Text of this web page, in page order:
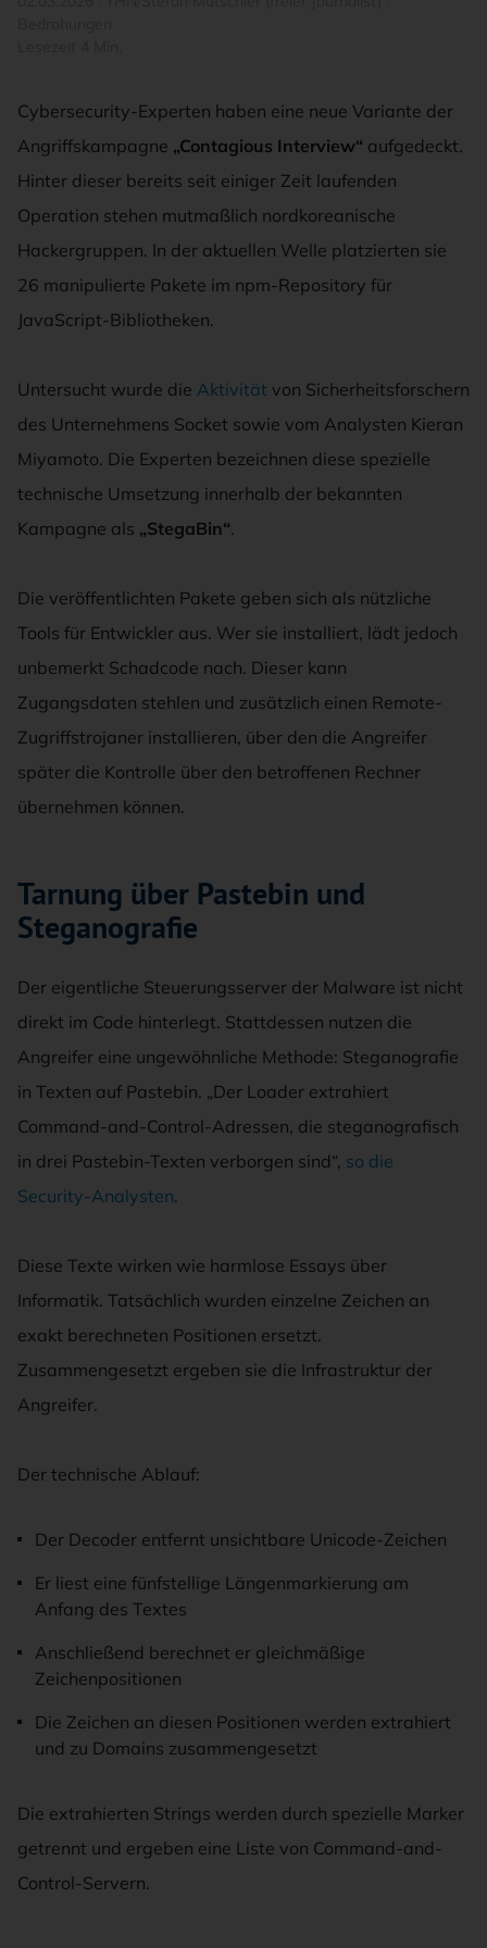
Cybersecurity-Experten haben eine neue Variante der
Angriffskampagne „Contagious Interview“ aufgedeckt.
Hinter dieser bereits seit einiger Zeit laufenden
Operation stehen mutmaßlich nordkoreanische
Hackergruppen. In der aktuellen Welle platzierten sie
26 manipulierte Pakete im npm-Repository für
JavaScript-Bibliotheken.
Untersucht wurde die Aktivität von Sicherheitsforschern
des Unternehmens Socket sowie vom Analysten Kieran
Miyamoto. Die Experten bezeichnen diese spezielle
technische Umsetzung innerhalb der bekannten
Kampagne als „StegaBin“.
Die veröffentlichten Pakete geben sich als nützliche
Tools für Entwickler aus. Wer sie installiert, lädt jedoch
unbemerkt Schadcode nach. Dieser kann
Zugangsdaten stehlen und zusätzlich einen Remote-
Zugriffstrojaner installieren, über den die Angreifer
später die Kontrolle über den betroffenen Rechner
übernehmen können.
Tarnung über Pastebin und
Steganografie
Der eigentliche Steuerungsserver der Malware ist nicht
direkt im Code hinterlegt. Stattdessen nutzen die
Angreifer eine ungewöhnliche Methode: Steganografie
in Texten auf Pastebin. „Der Loader extrahiert
Command-and-Control-Adressen, die steganografisch
in drei Pastebin-Texten verborgen sind“, so die
Security-Analysten.
Diese Texte wirken wie harmlose Essays über
Informatik. Tatsächlich wurden einzelne Zeichen an
exakt berechneten Positionen ersetzt.
Zusammengesetzt ergeben sie die Infrastruktur der
Angreifer.
Der technische Ablauf:
Der Decoder entfernt unsichtbare Unicode-Zeichen
Er liest eine fünfstellige Längenmarkierung am
Anfang des Textes
Anschließend berechnet er gleichmäßige
Zeichenpositionen
Die Zeichen an diesen Positionen werden extrahiert
und zu Domains zusammengesetzt
Die extrahierten Strings werden durch spezielle Marker
getrennt und ergeben eine Liste von Command-and-
Control-Servern.